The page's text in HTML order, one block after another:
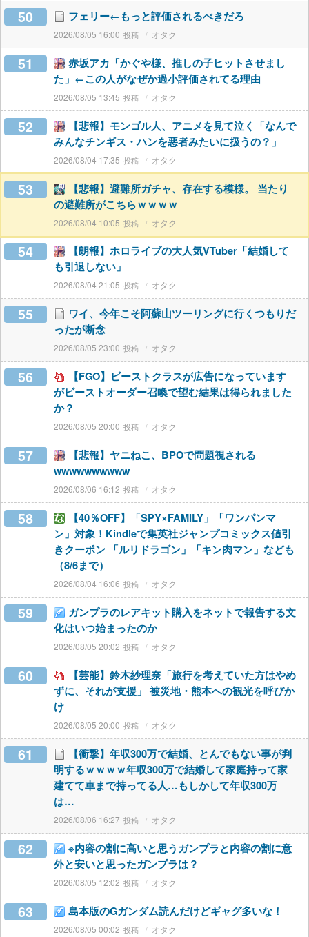
50 フェリー←もっと評価されるべきだろ
2026/08/05 16:00 オタク
51
赤坂アカ「かぐや様、推しの子ヒットさせまし
た」←この人がなぜか過小評価されてる理由
2026/08/05 13:45 オタク
52
【悲報】モンゴル人、アニメを見て泣く「なんで
みんなチンギス・ハンを悪者みたいに扱うの？」
2026/08/04 17:35 オタク
53
【悲報】避難所ガチャ、存在する模様。 当たり
の避難所がこちらｗｗｗｗ
2026/08/04 10:05 オタク
54
【朗報】ホロライブの大人気VTuber「結婚して
も引退しない」
2026/08/04 21:05 オタク
55
ワイ、今年こそ阿蘇山ツーリングに行くつもりだ
ったが断念
2026/08/05 23:00 オタク
56
【FGO】ビーストクラスが広告になっています
がビーストオーダー召喚で望む結果は得られました
か？
2026/08/05 20:00 オタク
57
【悲報】ヤニねこ、BPOで問題視される
wwwwwwwwww
2026/08/06 16:12 オタク
58
【40％OFF】「SPY×FAMILY」「ワンパンマ
ン」対象！Kindleで集英社ジャンプコミックス値引
きクーポン 「ルリドラゴン」「キン肉マン」なども
（8/6まで）
2026/08/04 16:06 オタク
59
ガンプラのレアキット購入をネットで報告する文
化はいつ始まったのか
2026/08/05 20:02 オタク
60
【芸能】鈴木紗理奈「旅行を考えていた方はやめ
ずに、それが支援」 被災地・熊本への観光を呼びか
け
2026/08/05 20:00 オタク
61
【衝撃】年収300万で結婚、とんでもない事が判
明するｗｗｗｗ年収300万で結婚して家庭持って家
建てて車まで持ってる人…もしかして年収300万
は…
2026/08/06 16:27 オタク
62
※内容の割に高いと思うガンプラと内容の割に意
外と安いと思ったガンプラは？
2026/08/05 12:02 オタク
63 島本版のGガンダム読んだけどギャグ多いな！
2026/08/05 00:02 オタク